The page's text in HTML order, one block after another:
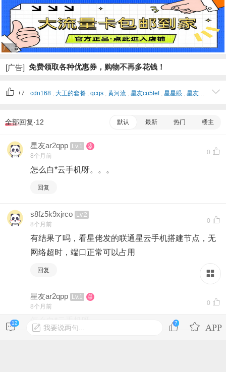
广告
[广告] 免费领取各种优惠券，购物不再多花钱！
+7 cdn168 大王的套餐 qcqs 黄河流 星友cu5tef 星星眼 星友kbremq
全部回复·12 默认 最新 热门 楼主
0
星友ar2qpp Lv.1
8个月前
怎么白*云手机呀。。。
回复
0
s8fz5k9xjrco Lv.2
8个月前
有结果了吗，看星佬发的联通星云手机搭建节点，无
网络超时，端口正常可以占用
回复
0
星友ar2qpp Lv.1
8个月前
12
我要说两句...
7